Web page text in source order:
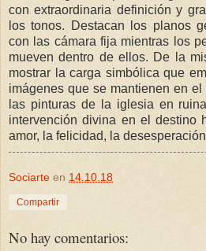
con extraordinaria definición y
los tonos. Destacan los planos
con las cámara fija mientras los
mueven dentro de ellos. De la
mostrar la carga simbólica que
imágenes que se mantienen en
las pinturas de la iglesia en
intervención divina en el destino
amor, la felicidad, la
Sociarte en 14.10.18
Compartir
No hay comentarios: